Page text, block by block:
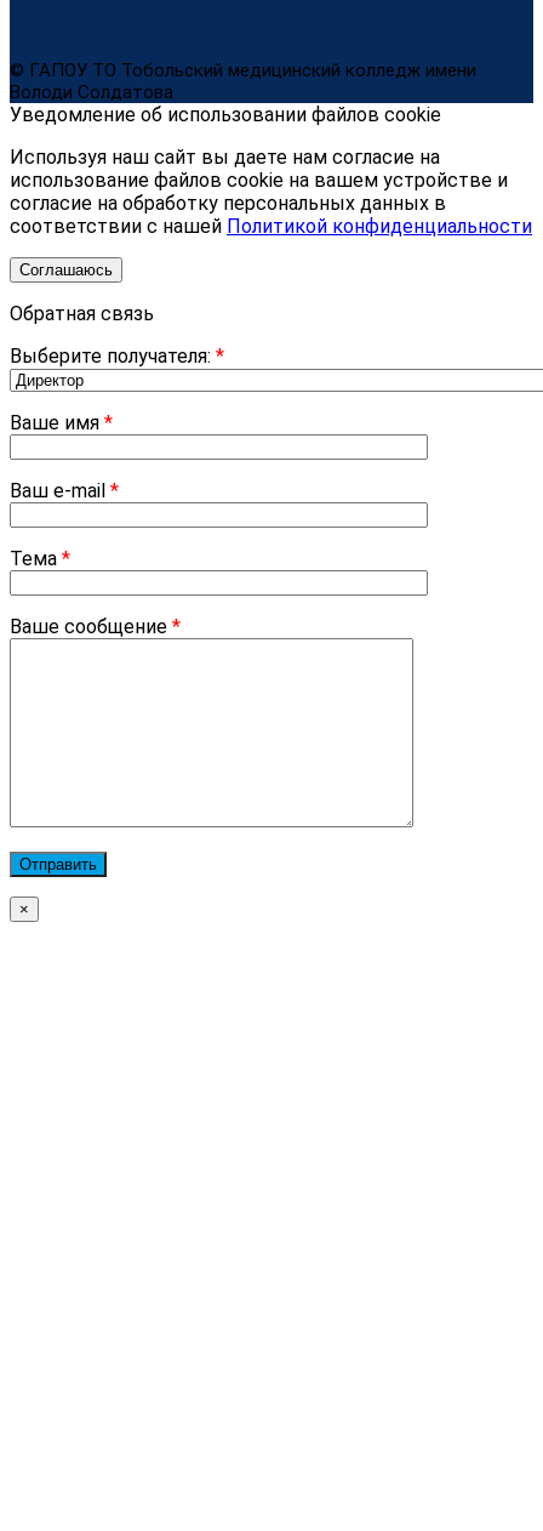
© ГАПОУ ТО Тобольский медицинский колледж имени
Володи Солдатова
Уведомление об использовании файлов cookie
Используя наш сайт вы даете нам согласие на
использование файлов cookie на вашем устройстве и
согласие на обработку персональных данных в
соответствии с нашей Политикой конфиденциальности
Соглашаюсь
Обратная связь
Выберите получателя: *
Ваше имя *
Ваш e-mail *
Тема *
Ваше сообщение *
×